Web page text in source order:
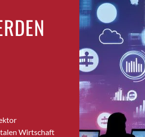
Bolligen
Bonaduz
Bonstetten
Bottighofen
Brig-Glis
Brugg
Brugg AG
Wirtschaft